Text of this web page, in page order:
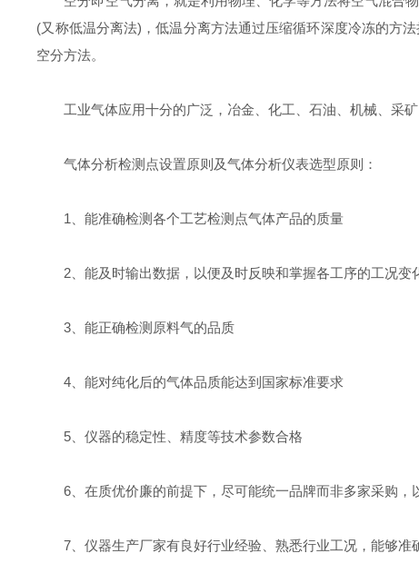
(又称低温分离法)，低温分离方法通过压缩循环深度冷冻的方
空分方法。
工业气体应用十分的广泛，冶金、化工、石油、机械、采矿
气体分析检测点设置原则及气体分析仪表选型原则：
1、能准确检测各个工艺检测点气体产品的质量
2、能及时输出数据，以便及时反映和掌握各工序的工况变
3、能正确检测原料气的品质
4、能对纯化后的气体品质能达到国家标准要求
5、仪器的稳定性、精度等技术参数合格
6、在质优价廉的前提下，尽可能统一品牌而非多家采购，
7、仪器生产厂家有良好行业经验、熟悉行业工况，能够准